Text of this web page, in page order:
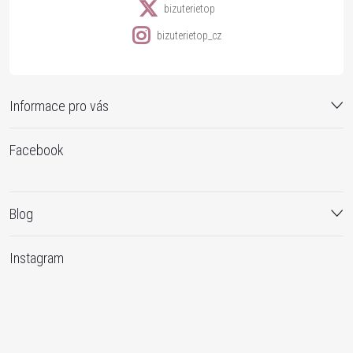
Informace pro vás
bizuterietop
bizuterietop_cz
Facebook
Blog
Instagram